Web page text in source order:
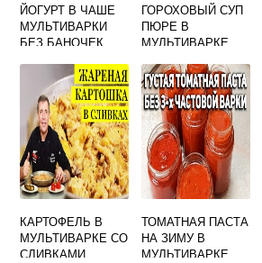
ЙОГУРТ В ЧАШЕ
МУЛЬТИВАРКИ
БЕЗ БАНОЧЕК
ГОРОХОВЫЙ СУП
ПЮРЕ В
МУЛЬТИВАРКЕ
КАРТОФЕЛЬ В
МУЛЬТИВАРКЕ СО
СЛИВКАМИ
ТОМАТНАЯ ПАСТА
НА ЗИМУ В
МУЛЬТИВАРКЕ